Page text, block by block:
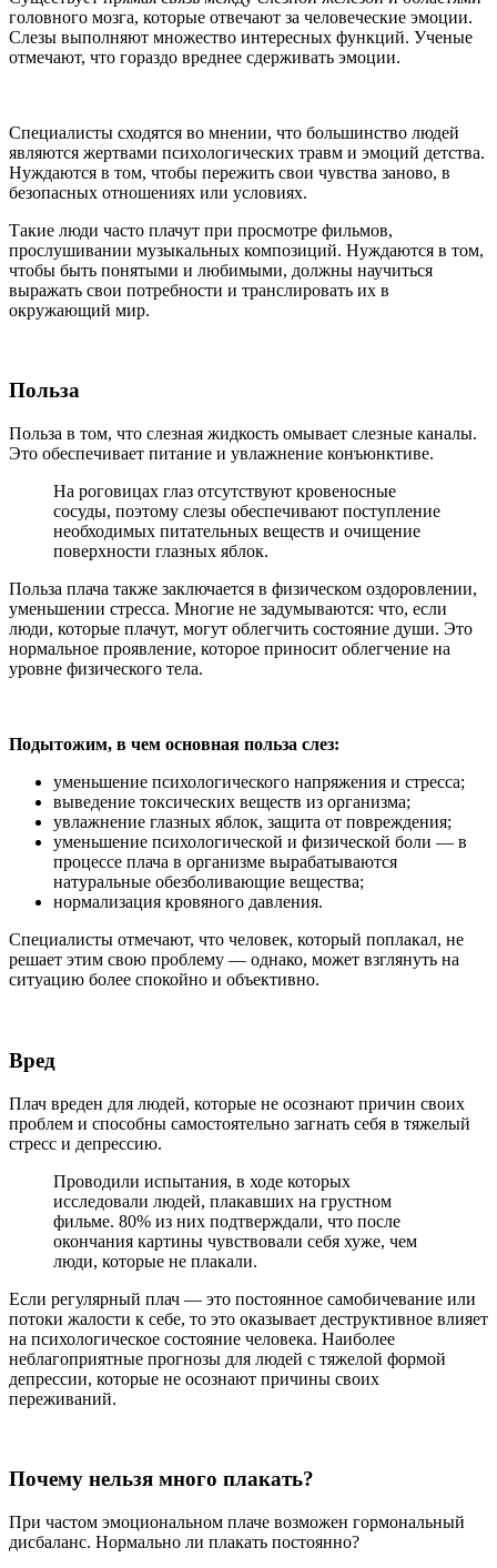
головного мозга, которые отвечают за человеческие эмоции.
Слезы выполняют множество интересных функций. Ученые
отмечают, что гораздо вреднее сдерживать эмоции.
Специалисты сходятся во мнении, что большинство людей
являются жертвами психологических травм и эмоций детства.
Нуждаются в том, чтобы пережить свои чувства заново, в
безопасных отношениях или условиях.
Такие люди часто плачут при просмотре фильмов,
прослушивании музыкальных композиций. Нуждаются в том,
чтобы быть понятыми и любимыми, должны научиться
выражать свои потребности и транслировать их в
окружающий мир.
Польза
Польза в том, что слезная жидкость омывает слезные каналы.
Это обеспечивает питание и увлажнение конъюнктиве.
На роговицах глаз отсутствуют кровеносные
сосуды, поэтому слезы обеспечивают поступление
необходимых питательных веществ и очищение
поверхности глазных яблок.
Польза плача также заключается в физическом оздоровлении,
уменьшении стресса. Многие не задумываются: что, если
люди, которые плачут, могут облегчить состояние души. Это
нормальное проявление, которое приносит облегчение на
уровне физического тела.
Подытожим, в чем основная польза слез:
уменьшение психологического напряжения и стресса;
выведение токсических веществ из организма;
увлажнение глазных яблок, защита от повреждения;
уменьшение психологической и физической боли — в
процессе плача в организме вырабатываются
натуральные обезболивающие вещества;
нормализация кровяного давления.
Специалисты отмечают, что человек, который поплакал, не
решает этим свою проблему — однако, может взглянуть на
ситуацию более спокойно и объективно.
Вред
Плач вреден для людей, которые не осознают причин своих
проблем и способны самостоятельно загнать себя в тяжелый
стресс и депрессию.
Проводили испытания, в ходе которых
исследовали людей, плакавших на грустном
фильме. 80% из них подтверждали, что после
окончания картины чувствовали себя хуже, чем
люди, которые не плакали.
Если регулярный плач — это постоянное самобичевание или
потоки жалости к себе, то это оказывает деструктивное влияет
на психологическое состояние человека. Наиболее
неблагоприятные прогнозы для людей с тяжелой формой
депрессии, которые не осознают причины своих
переживаний.
Почему нельзя много плакать?
При частом эмоциональном плаче возможен гормональный
дисбаланс. Нормально ли плакать постоянно?